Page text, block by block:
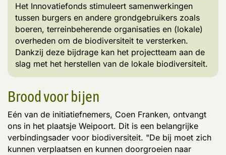
Het Innovatiefonds stimuleert samenwerkingen
tussen burgers en andere grondgebruikers zoals
boeren, terreinbeherende organisaties en (lokale)
overheden om de biodiversiteit te versterken.
Dankzij deze bijdrage kan het projectteam aan de
slag met het herstellen van de lokale biodiversiteit.
Brood voor bijen
Eén van de initiatiefnemers, Coen Franken, ontvangt
ons in het plaatsje Weipoort. Dit is een belangrijke
verbindingsader voor biodiversiteit. "De bij moet zich
kunnen verplaatsen en kunnen doorgroeien naar